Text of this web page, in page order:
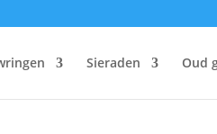
Sieraden Oud